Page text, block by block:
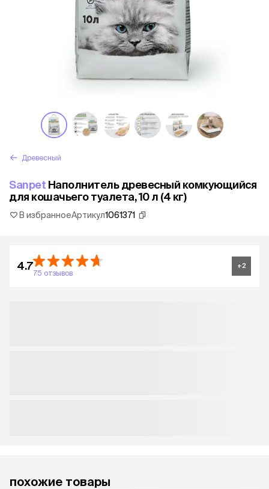
Древесный
Sanpet Наполнитель древесный комкующийся
для кошачьего туалета, 10 л (4 кг)
В избранноеАртикул1061371
4.7
75 отзывов
+2
похожие товары